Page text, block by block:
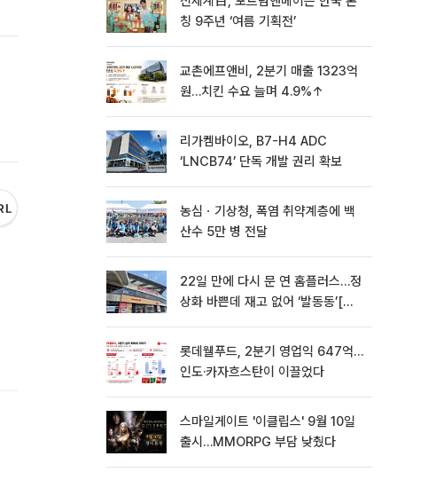
칭 9주년 ‘여름 기획전’
교촌에프앤비, 2분기 매출 1323억
원…치킨 수요 늘며 4.9%↑
리가켐바이오, B7-H4 ADC
‘LNCB74’ 단독 개발 권리 확보
농심ㆍ기상청, 폭염 취약계층에 백
산수 5만 병 전달
22일 만에 다시 문 연 홈플러스…정
상화 바쁜데 재고 없어 ‘발동동’[가
롯데웰푸드, 2분기 영업익 647억…
인도·카자흐스탄이 이끌었다
스마일게이트 '이클립스' 9월 10일
출시…MMORPG 부담 낮췄다